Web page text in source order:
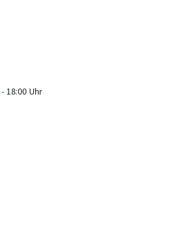
- 18:00 Uhr